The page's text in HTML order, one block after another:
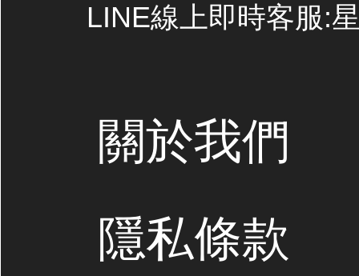
LINE線上即時客服:
關於我們
隱私條款